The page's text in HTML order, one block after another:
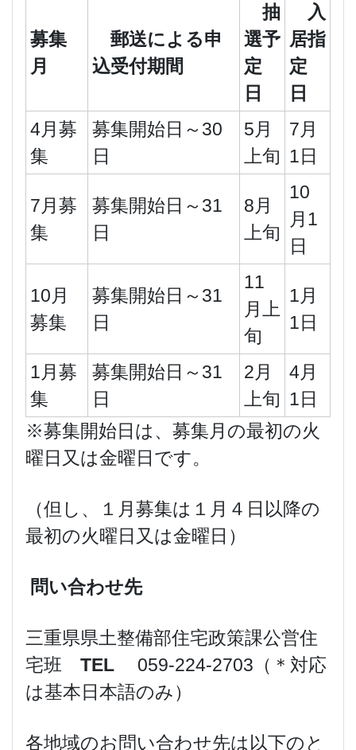
募集
月
郵送による申
込受付期間
抽
選予
定
日
入
居指
定
日
4月募
集
募集開始日～30
日
5月
上旬
7月
1日
7月募
集
募集開始日～31
日
8月
上旬
10
月1
日
10月
募集
募集開始日～31
日
11
月上
旬
1月
1日
1月募
集
募集開始日～31
日
2月
上旬
4月
1日
※募集開始日は、募集月の最初の火
曜日又は金曜日です。
（但し、１月募集は１月４日以降の
最初の火曜日又は金曜日）
問い合わせ先
三重県県土整備部住宅政策課公営住
宅班
TEL
059-224-2703（＊対応
は基本日本語のみ）
各地域のお問い合わせ先は以下のと